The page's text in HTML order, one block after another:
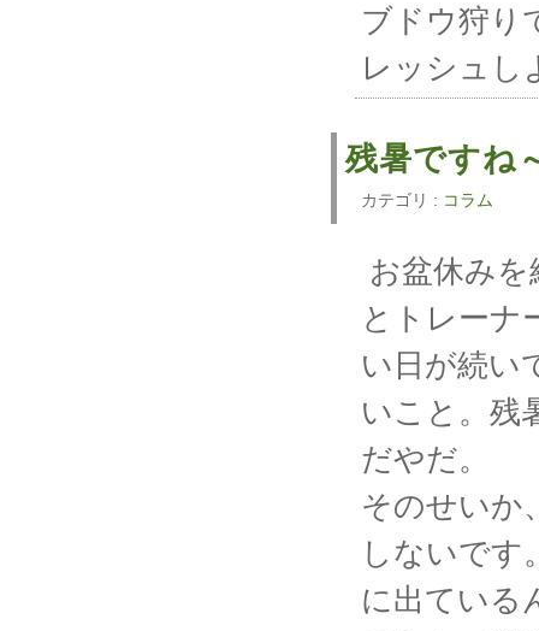
ブドウ狩り
レッシュし
残暑ですね
カテゴリ : コラム
お盆休み
とトレーナ
い日が続い
いこと。残
だやだ。
そのせいか
しないです
に出ている